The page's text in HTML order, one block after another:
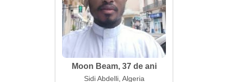
Moon Beam, 37 de ani
Sidi Abdelli, Algeria